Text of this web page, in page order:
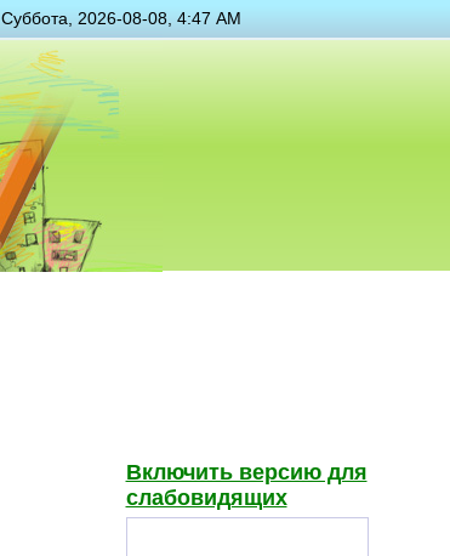
Суббота, 2026-08-08, 4:47 AM
Включить версию для
слабовидящих